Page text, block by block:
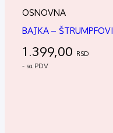
OSNOVNA
BAJKA – ŠTRUMPFOVI
1.399,00 RSD
- sa PDV